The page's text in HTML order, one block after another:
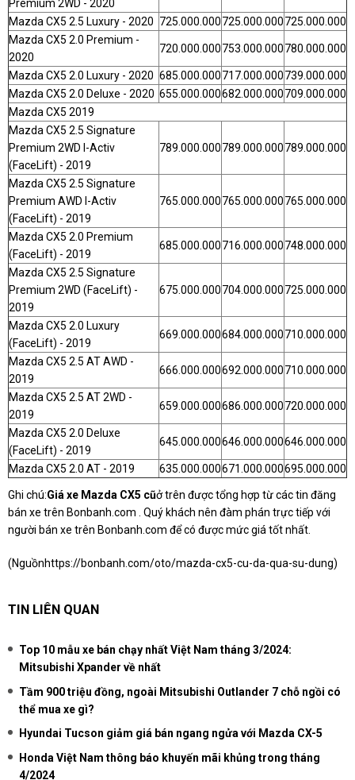
Premium 2WD - 2020
Mazda CX5 2.5 Luxury - 2020 725.000.000725.000.000725.000.000
Mazda CX5 2.0 Premium -
2020
720.000.000753.000.000780.000.000
Mazda CX5 2.0 Luxury - 2020 685.000.000717.000.000739.000.000
Mazda CX5 2.0 Deluxe - 2020 655.000.000682.000.000709.000.000
Mazda CX5 2019
Mazda CX5 2.5 Signature
Premium 2WD I-Activ
(FaceLift) - 2019
789.000.000789.000.000789.000.000
Mazda CX5 2.5 Signature
Premium AWD I-Activ
(FaceLift) - 2019
765.000.000765.000.000765.000.000
Mazda CX5 2.0 Premium
(FaceLift) - 2019
685.000.000716.000.000748.000.000
Mazda CX5 2.5 Signature
Premium 2WD (FaceLift) -
2019
675.000.000704.000.000725.000.000
Mazda CX5 2.0 Luxury
(FaceLift) - 2019
669.000.000684.000.000710.000.000
Mazda CX5 2.5 AT AWD -
2019
666.000.000692.000.000710.000.000
Mazda CX5 2.5 AT 2WD -
2019
659.000.000686.000.000720.000.000
Mazda CX5 2.0 Deluxe
(FaceLift) - 2019
645.000.000646.000.000646.000.000
Mazda CX5 2.0 AT - 2019 635.000.000671.000.000695.000.000
Ghi chú:Giá xe Mazda CX5 cũở trên được tổng hợp từ các tin đăng
bán xe trên Bonbanh.com . Quý khách nên đàm phán trực tiếp với
người bán xe trên Bonbanh.com để có được mức giá tốt nhất.
(Nguồnhttps://bonbanh.com/oto/mazda-cx5-cu-da-qua-su-dung)
TIN LIÊN QUAN
Top 10 mẫu xe bán chạy nhất Việt Nam tháng 3/2024:
Mitsubishi Xpander về nhất
Tầm 900 triệu đồng, ngoài Mitsubishi Outlander 7 chỗ ngồi có
thể mua xe gì?
Hyundai Tucson giảm giá bán ngang ngửa với Mazda CX-5
Honda Việt Nam thông báo khuyến mãi khủng trong tháng
4/2024